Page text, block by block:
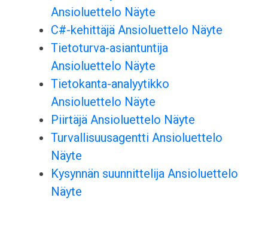
Ansioluettelo Näyte
C#-kehittäjä Ansioluettelo Näyte
Tietoturva-asiantuntija
Ansioluettelo Näyte
Tietokanta-analyytikko
Ansioluettelo Näyte
Piirtäjä Ansioluettelo Näyte
Turvallisuusagentti Ansioluettelo
Näyte
Kysynnän suunnittelija Ansioluettelo
Näyte